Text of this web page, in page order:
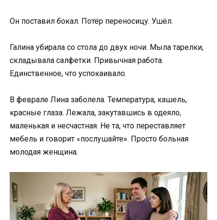
Он поставил бокал. Потёр переносицу. Ушёл.
Галина убирала со стола до двух ночи. Мыла тарелки,
складывала салфетки. Привычная работа.
Единственное, что успокаивало.
В феврале Лина заболела. Температура, кашель,
красные глаза. Лежала, закутавшись в одеяло,
маленькая и несчастная. Не та, что переставляет
мебель и говорит «послушайте». Просто больная
молодая женщина.